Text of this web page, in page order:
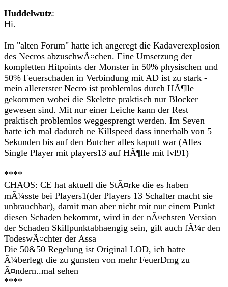
Huddelwutz:
Hi.
Im "alten Forum" hatte ich angeregt die Kadaverexplosion
des Necros abzuschwÃ¤chen. Eine Umsetzung der
kompletten Hitpoints der Monster in 50% physischen und
50% Feuerschaden in Verbindung mit AD ist zu stark -
mein allererster Necro ist problemlos durch HÃ¶lle
gekommen wobei die Skelette praktisch nur Blocker
gewesen sind. Mit nur einer Leiche kann der Rest
praktisch problemlos weggesprengt werden. Im Seven
hatte ich mal dadurch ne Killspeed dass innerhalb von 5
Sekunden bis auf den Butcher alles kaputt war (Alles
Single Player mit players13 auf HÃ¶lle mit lvl91)
****
CHAOS: CE hat aktuell die StÃ¤rke die es haben
mÃ¼sste bei Players1(der Players 13 Schalter macht sie
unbrauchbar), damit man aber nicht mit nur einem Punkt
diesen Schaden bekommt, wird in der nÃ¤chsten Version
der Schaden Skillpunktabhaengig sein, gilt auch fÃ¼r den
TodeswÃ¤chter der Assa
Die 50&50 Regelung ist Original LOD, ich hatte
Ã¼berlegt die zu gunsten von mehr FeuerDmg zu
Ã¤ndern..mal sehen
****